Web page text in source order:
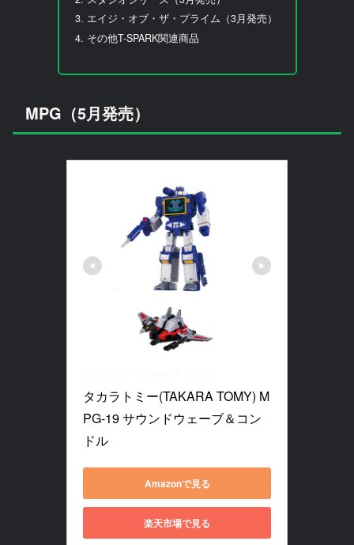
エイジ・オブ・ザ・プライム（3月発売）
その他T-SPARK関連商品
MPG（5月発売）
タカラトミー(TAKARA TOMY) M
PG-19 サウンドウェーブ＆コン
ドル
Amazonで見る
楽天市場で見る